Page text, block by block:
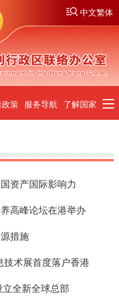
中文繁体
策 服务导航 了解国家
资产国际影响力
高峰论坛在港举办
措施
术展首度落户香港
全新全球总部